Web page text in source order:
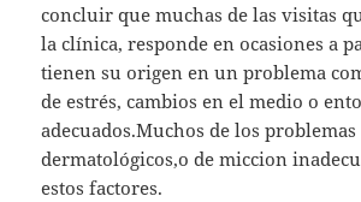
concluir que muchas de las visitas
la clínica, responde en ocasiones a
tienen su origen en un problema
de estrés, cambios en el medio o
adecuados.Muchos de los problemas
dermatológicos,o de miccion
estos factores.